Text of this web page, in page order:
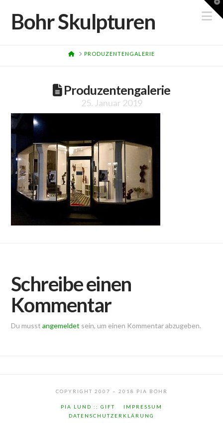
Bohr Skulpturen
HOMEPRODUZENTENGALERIE
Produzentengalerie
25. Januar 2019
Schreibe einen
Kommentar
Du musstangemeldet sein, um einen Kommentar abzugeben.
COPYRIGHT 2007 – 2018 PIA BOHR
PIA LUND :: GIFT
IMPRESSUM
DATENSCHUTZERKLÄRUNG